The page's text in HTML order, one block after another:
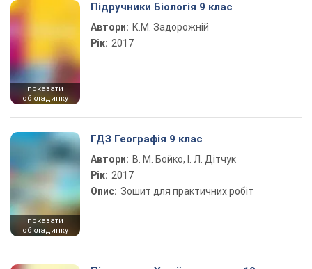
показати
обкладинку
Підручники Біологія 9 клас
Автори: К.М. Задорожній
Рік: 2017
показати
обкладинку
ГДЗ Географія 9 клас
Автори: В. М. Бойко, І. Л. Дітчук
Рік: 2017
Опис: Зошит для практичних робіт